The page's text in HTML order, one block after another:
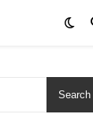
Search